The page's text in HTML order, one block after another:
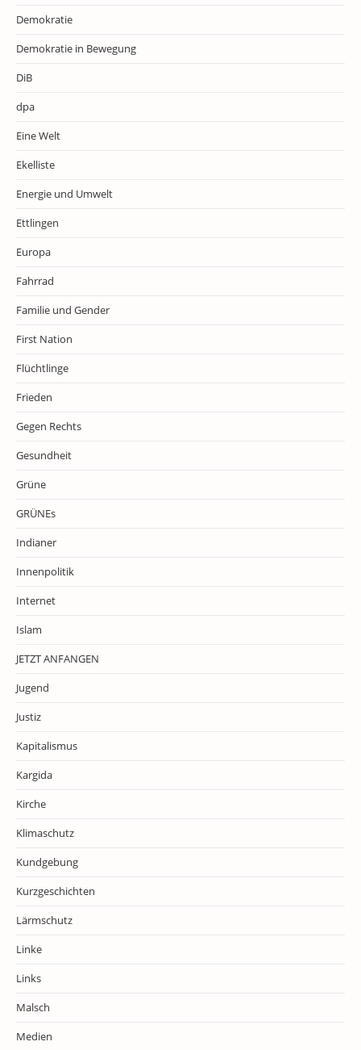
Demokratie
Demokratie in Bewegung
DiB
dpa
Eine Welt
Ekelliste
Energie und Umwelt
Ettlingen
Europa
Fahrrad
Familie und Gender
First Nation
Flüchtlinge
Frieden
Gegen Rechts
Gesundheit
Grüne
GRÜNEs
Indianer
Innenpolitik
Internet
Islam
JETZT ANFANGEN
Jugend
Justiz
Kapitalismus
Kargida
Kirche
Klimaschutz
Kundgebung
Kurzgeschichten
Lärmschutz
Linke
Links
Malsch
Medien